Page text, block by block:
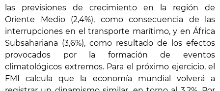
las previsiones de crecimiento en la región de
Oriente Medio (2,4%), como consecuencia de las
interrupciones en el transporte marítimo, y en África
Subsahariana (3,6%), como resultado de los efectos
provocados por la formación de eventos
climatológicos extremos. Para el próximo ejercicio, el
FMI calcula que la economía mundial volverá a